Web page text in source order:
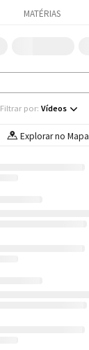
MATÉRIAS
Filtrar por: Vídeos
Explorar no Mapa